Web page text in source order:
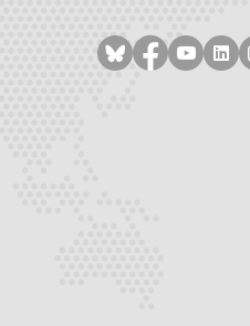
Volg ons op
Volg ons
Volg